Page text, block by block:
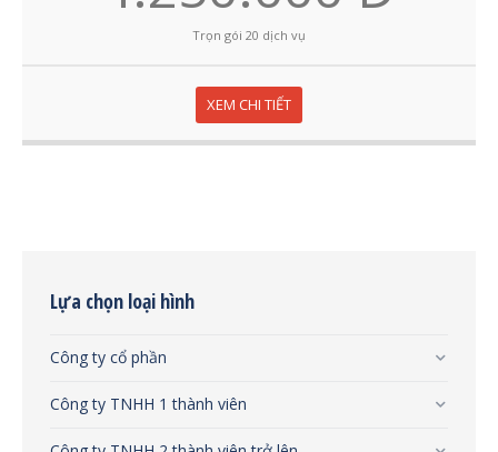
Trọn gói 20 dịch vụ
XEM CHI TIẾT
Lựa chọn loại hình
Công ty cổ phần
Công ty TNHH 1 thành viên